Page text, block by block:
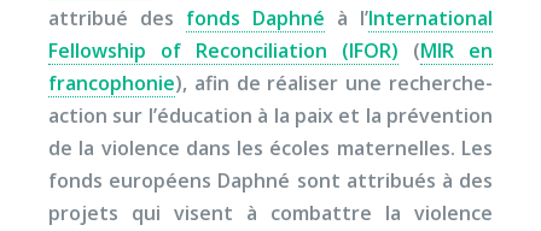
attribué des fonds Daphné à l’International
Fellowship of Reconciliation (IFOR) (MIR en
francophonie), afin de réaliser une recherche-
action sur l’éducation à la paix et la prévention
de la violence dans les écoles maternelles. Les
fonds européens Daphné sont attribués à des
projets qui visent à combattre la violence